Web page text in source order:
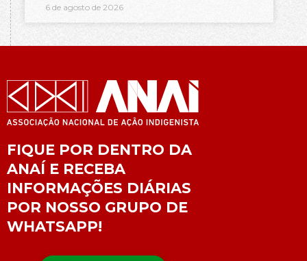
6 de agosto de 2026
FIQUE POR DENTRO DA
ANAÍ E RECEBA
INFORMAÇÕES DIÁRIAS
POR NOSSO GRUPO DE
WHATSAPP!